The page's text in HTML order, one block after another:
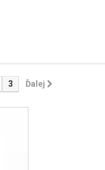
3 Ďalej